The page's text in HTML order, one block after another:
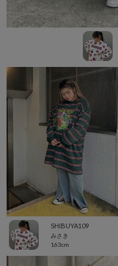
SHIBUYA109
みさき
163cm